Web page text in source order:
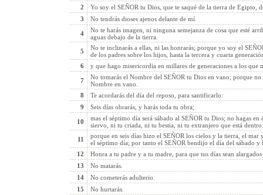
2
Yo soy el SEÑOR tu Dios, que te saqué de la tierra de Egipto,
3
No tendrás dioses ajenos delante de mí.
4
No te harás imagen, ni ninguna semejanza de cosa que esté
aguas debajo de la tierra.
5
No te inclinarás a ellas, ni las honrarás; porque yo soy el
de los padres sobre los hijos, hasta la tercera y cuarta
6
y que hago misericordia en millares de generaciones a los que
7
No tomarás el Nombre del SEÑOR tu Dios en vano; porque
Nombre en vano.
8
Te acordarás del día del reposo, para santificarlo:
9
Seis días obrarás, y harás toda tu obra;
10
mas el séptimo día será sábado al SEÑOR tu Dios; no hagas
siervo, ni tu criada, ni tu bestia, ni tu extranjero que está dentro
11
porque en seis días hizo el SEÑOR los cielos y la tierra, el mar
el séptimo día; por tanto el SEÑOR bendijo el día del sábado y
12
Honra a tu padre y a tu madre, para que tus días sean
13
No matarás.
14
No cometerás adulterio.
15
No hurtarás.